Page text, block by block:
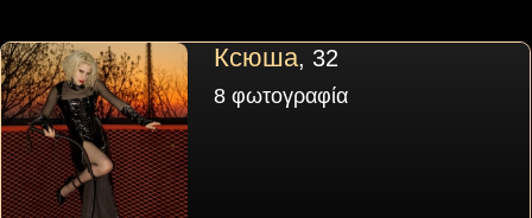
Ксюша, 32
8 φωτογραφία